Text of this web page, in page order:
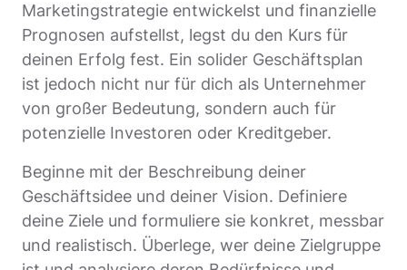
Marketingstrategie entwickelst und finanzielle
Prognosen aufstellst, legst du den Kurs für
deinen Erfolg fest. Ein solider Geschäftsplan
ist jedoch nicht nur für dich als Unternehmer
von großer Bedeutung, sondern auch für
potenzielle Investoren oder Kreditgeber.
Beginne mit der Beschreibung deiner
Geschäftsidee und deiner Vision. Definiere
deine Ziele und formuliere sie konkret, messbar
und realistisch. Überlege, wer deine Zielgruppe